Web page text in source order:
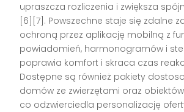
upraszcza rozliczenia i zwiększa
[6][7]. Powszechne staje się zdalne
ochroną przez aplikację mobilną z
powiadomień, harmonogramów i
poprawia komfort i skraca czas
Dostępne są również pakiety
domów ze zwierzętami oraz
co odzwierciedla personalizację